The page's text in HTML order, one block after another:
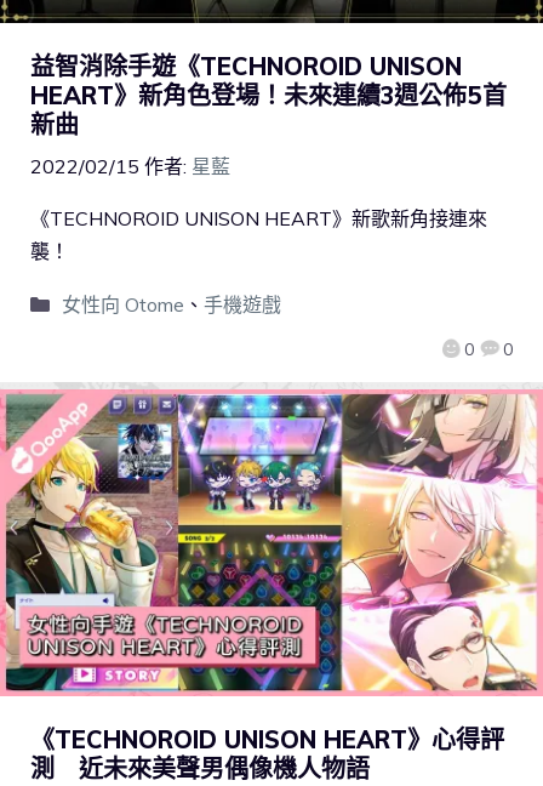
益智消除手遊《TECHNOROID UNISON
HEART》新角色登場！未來連續3週公佈5首
新曲
2022/02/15 作者: 星藍
0 0
《TECHNOROID UNISON HEART》新歌新角接連來
襲！
女性向 Otome 、 手機遊戲
《TECHNOROID UNISON HEART》心得評
測 近未來美聲男偶像機人物語